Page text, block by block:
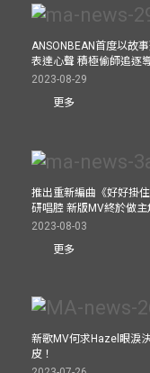
ANSONBEAN首度以故
表達心聲 積極偷師追逐
2023-08-29
更多
推出重新編曲《好好掛
研唱腔 新版MV終於做主
2023-08-03
更多
新歌MV何求Hazel眼淚
皮！